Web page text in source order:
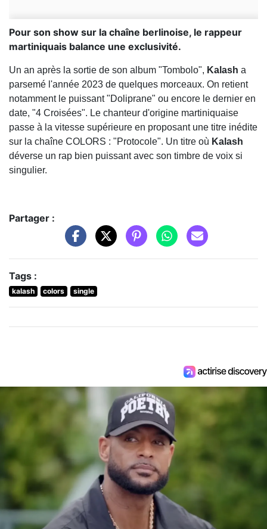
Pour son show sur la chaîne berlinoise, le rappeur
martiniquais balance une exclusivité.
Un an après la sortie de son album "Tombolo", Kalash a
parsemé l'année 2023 de quelques morceaux. On retient
notamment le puissant "Doliprane" ou encore le dernier en
date, "4 Croisées". Le chanteur d'origine martiniquaise
passe à la vitesse supérieure en proposant une titre inédite
sur la chaîne COLORS : "Protocole". Un titre où Kalash
déverse un rap bien puissant avec son timbre de voix si
singulier.
Partager :
Tags :
kalash colors single